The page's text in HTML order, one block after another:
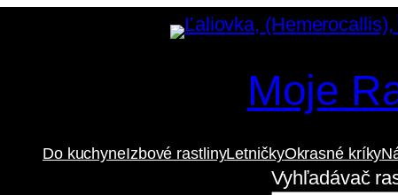
Moje
Do kuchyneIzbové rastlinyLetničkyOkrasné kríky
Vyhľadávač